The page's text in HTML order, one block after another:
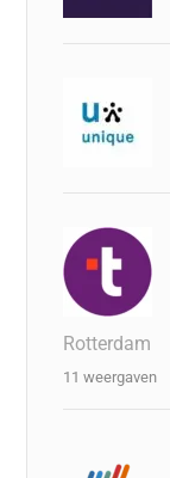
Rotterdam
11 weergaven